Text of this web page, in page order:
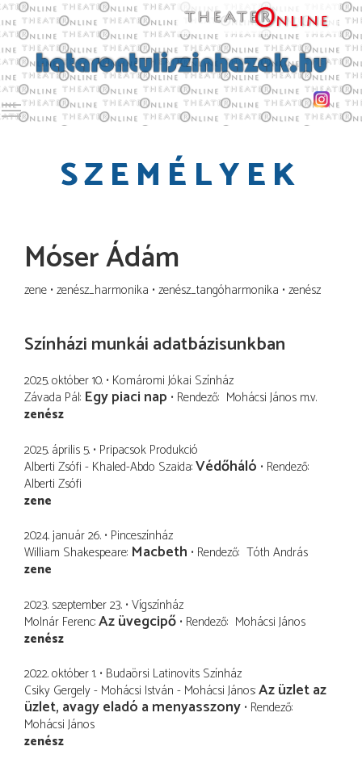
Toggle main menu visibility
SZEMÉLYEK
Móser Ádám
zene zenész_harmonika zenész_tangóharmonika zenész
Színházi munkái adatbázisunkban
2025. október 10. Komáromi Jókai Színház
Závada Pál Egy piaci nap Rendező Mohácsi János m.v.
zenész
2025. április 5. Pripacsok Produkció
Alberti Zsófi - Khaled-Abdo Szaida Védőháló Rendező
Alberti Zsófi
zene
2024. január 26. Pinceszínház
William Shakespeare Macbeth Rendező Tóth András
zene
2023. szeptember 23. Vígszínház
Molnár Ferenc Az üvegcipő Rendező Mohácsi János
zenész
2022. október 1. Budaörsi Latinovits Színház
Csiky Gergely - Mohácsi István - Mohácsi János Az üzlet az
üzlet, avagy eladó a menyasszony Rendező
Mohácsi János
zenész